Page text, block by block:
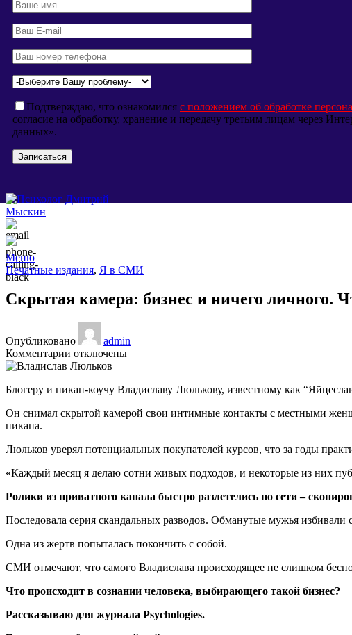
Подтверждаю, что ознакомился с положением об обработке
согласие на обработку, хранение и передачу третьим лицам через
данных».
Меню
Печатные издания, Я в СМИ
Скрытая камера: бизнес и ничего личного.
Опубликовано
admin
Комментарии к
записи
камера:
и
Что
блогером
Люльковым
отключены
Блогеру и пикап-коучу Владиславу Люлькову, известному как
Он снимал скрытой камерой свои интимные контакты с местными
пикапа.
Люльков уверял потенциальных покупателей курсов, что за годы
«Каждый месяц я делаю сотни живых подходов, и некоторые из них
Ролики из приватного канала быстро разлетелись по сети –
Последовала серия скандальных разводов. Обманутые мужья избивали
Одна из жертв попыталась покончить с собой.
СМИ отмечают, что самого Владислава происходящее не слишком
Что происходит в сознании человека, выбирающего такой бизнес?
Рассказываю для журнала Psychologies.